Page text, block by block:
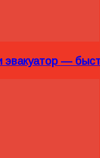
эвакуатор —